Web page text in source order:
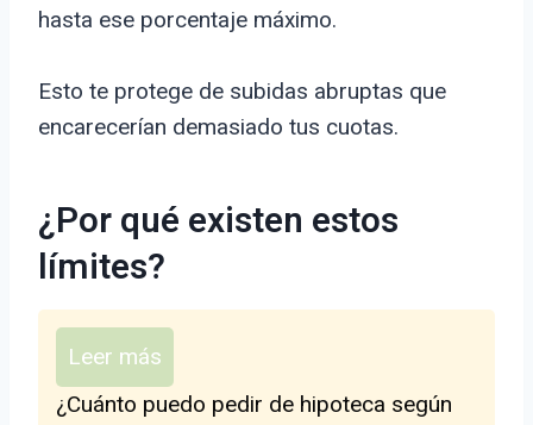
hasta ese porcentaje máximo.
Esto te protege de subidas abruptas que
encarecerían demasiado tus cuotas.
¿Por qué existen estos
límites?
Leer más
¿Cuánto puedo pedir de hipoteca según